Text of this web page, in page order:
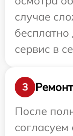
случае
бесплатно
сервис в
3
После
согласуем